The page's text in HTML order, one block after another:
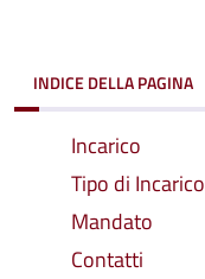
INDICE DELLA PAGINA
Incarico
Tipo di Incarico
Mandato
Contatti